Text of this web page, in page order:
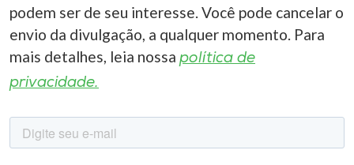
podem ser de seu interesse. Você pode cancelar o
envio da divulgação, a qualquer momento. Para
mais detalhes, leia nossa política de
privacidade.